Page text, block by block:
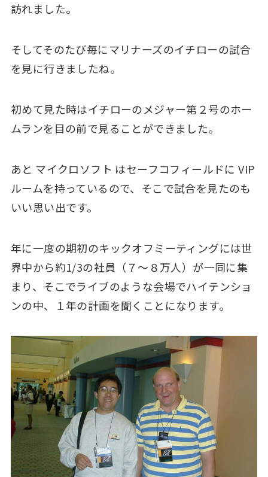
訪れました。
そしてそのたび毎にマリナーズのイチローの試合
を見に行きましたね。
初めて見た時はイチローのメジャー第２号のホー
ムランを目の前で見ることができました。
あと マイクロソフト はセーフコフィールドに VIP
ルームを持っているので、そこで試合を見たのも
いい思い出です。
年に一度の期初のキックオフミーティングには世
界中から約1/3の社員（７～８万人）が一同に集
まり、そこでライブのような会場でハイテンショ
ンの中、１年の計画を聞くことになります。